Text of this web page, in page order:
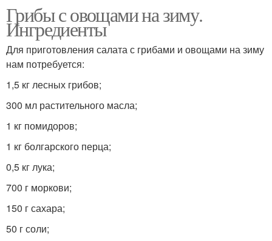
Грибы с овощами на зиму.
Ингредиенты
Для приготовления салата с грибами и овощами на зиму
нам потребуется:
1,5 кг лесных грибов;
300 мл растительного масла;
1 кг помидоров;
1 кг болгарского перца;
0,5 кг лука;
700 г моркови;
150 г сахара;
50 г соли;